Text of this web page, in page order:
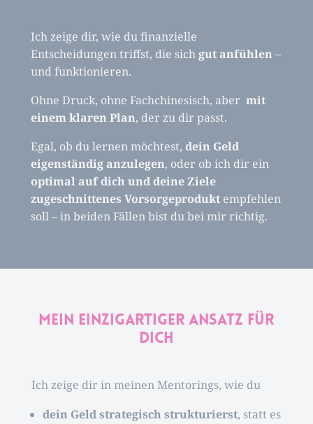
Ich zeige dir, wie du finanzielle
Entscheidungen triffst, die sich gut anfühlen –
und funktionieren.
Ohne Druck, ohne Fachchinesisch, aber mit
einem klaren Plan, der zu dir passt.
Egal, ob du lernen möchtest, dein Geld
eigenständig anzulegen, oder ob ich dir ein
optimal auf dich und deine Ziele
zugeschnittenes Vorsorgeprodukt empfehlen
soll – in beiden Fällen bist du bei mir richtig.
Mein einzigartiger Ansatz für
dich
Ich zeige dir in meinen Mentorings, wie du
dein Geld strategisch strukturierst, statt es